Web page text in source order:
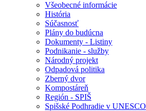
Všeobecné informácie
História
Súčasnosť
Plány do budúcna
Dokumenty - Listiny
Podnikanie - služby
Národný projekt
Odpadová politika
Zberný dvor
Kompostáreň
Región - SPIŠ
Spišské Podhradie v UNESCO